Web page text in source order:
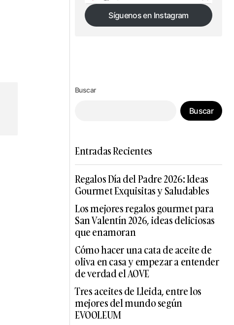
Síguenos en Instagram
Síguenos en Instagram
Buscar
Buscar
Entradas Recientes
Regalos Día del Padre 2026: Ideas
Gourmet Exquisitas y Saludables
Los mejores regalos gourmet para
San Valentín 2026, ideas deliciosas
que enamoran
Cómo hacer una cata de aceite de
oliva en casa y empezar a entender
de verdad el AOVE
Tres aceites de Lleida, entre los
mejores del mundo según
EVOOLEUM